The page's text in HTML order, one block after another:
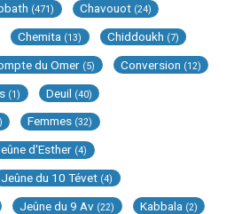
(471) Chavouot (24)
Chemita (13) Chiddoukh (7)
du Omer (5) Conversion (12)
(1) Deuil (40)
Femmes (32)
d'Esther (4)
Jeûne du 10 Tévet (4)
Jeûne du 9 Av (22) Kabbala (2)